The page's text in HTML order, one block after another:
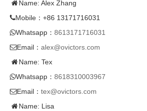
Name: Alex Zhang
Mobile：+86 13171716031
Whatsapp： 8613171716031
Email： alex@ovictors.com
Name: Tex
Whatsapp： 8618310003967
Email： tex@ovictors.com
Name: Lisa